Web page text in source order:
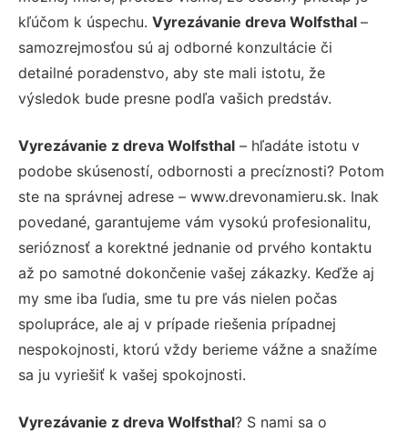
kľúčom k úspechu. Vyrezávanie dreva Wolfsthal –
samozrejmosťou sú aj odborné konzultácie či
detailné poradenstvo, aby ste mali istotu, že
výsledok bude presne podľa vašich predstáv.
Vyrezávanie z dreva Wolfsthal – hľadáte istotu v
podobe skúseností, odbornosti a precíznosti? Potom
ste na správnej adrese – www.drevonamieru.sk. Inak
povedané, garantujeme vám vysokú profesionalitu,
serióznosť a korektné jednanie od prvého kontaktu
až po samotné dokončenie vašej zákazky. Keďže aj
my sme iba ľudia, sme tu pre vás nielen počas
spolupráce, ale aj v prípade riešenia prípadnej
nespokojnosti, ktorú vždy berieme vážne a snažíme
sa ju vyriešiť k vašej spokojnosti.
Vyrezávanie z dreva Wolfsthal? S nami sa o